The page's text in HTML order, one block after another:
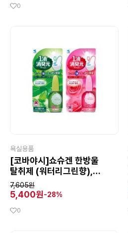
0
욕실용품
[코바야시]쇼슈겐 한방울
탈취제 (워터리그린향),
변기에 한방울 향기가 솔솔
7,605원
5,400원-28%
0